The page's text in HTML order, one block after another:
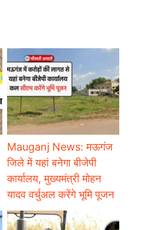
Mauganj News: मऊगंज
जिले में यहां बनेगा बीजेपी
कार्यालय, मुख्यमंत्री मोहन
यादव वर्चुअल करेंगे भूमि पूजन